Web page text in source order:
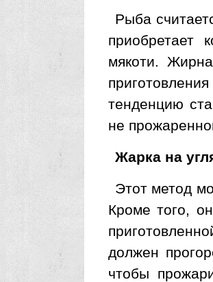
Рыба
приобретает
мякоти.
тенденцию
не
Жарка на
Этот метод
Кроме того,
должен
чтобы